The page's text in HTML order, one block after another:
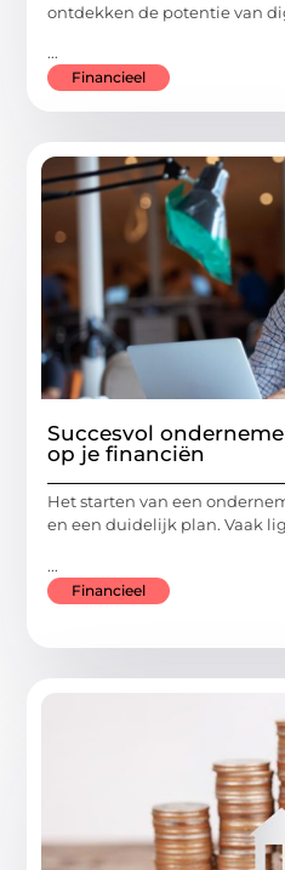
ontdekken de potentie van
...
Financieel
Succesvol
op je financiën
Het starten van een
en een duidelijk plan. Vaak
...
Financieel